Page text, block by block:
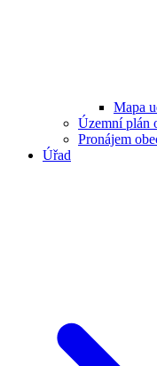
Mapa
Územní plán
Pronájem
Úřad